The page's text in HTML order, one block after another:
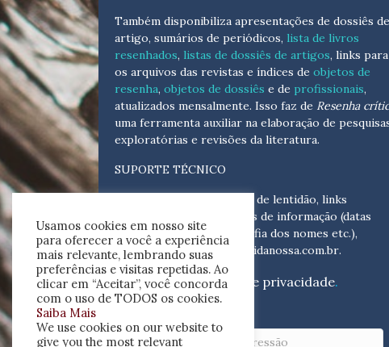
Também disponibiliza apresentações de dossiês de
artigo, sumários de periódicos, lista de livros
resenhados, listas de dossiês de artigos, links para
os arquivos das revistas e índices de objetos de
resenha, objetos de dossiês e de profissionais,
atualizados mensalmente. Isso faz de Resenha
uma ferramenta auxiliar na elaboração de
exploratórias e revisões da literatura.
SUPORTE TÉCNICO
Para eventuais problemas de lentidão, links
quebrados, senhas e erros de informação (datas
tópicas, cronológicas, grafia dos nomes etc.),
escreva para: helpdesk@vidanossa.com.br.
Leia a nossapolítica de privacidade.
Usamos cookies em nosso site
para oferecer a você a experiência
mais relevante, lembrando suas
preferências e visitas repetidas. Ao
clicar em “Aceitar”, você concorda
com o uso de TODOS os cookies.
Saiba Mais
We use cookies on our website to
give you the most relevant